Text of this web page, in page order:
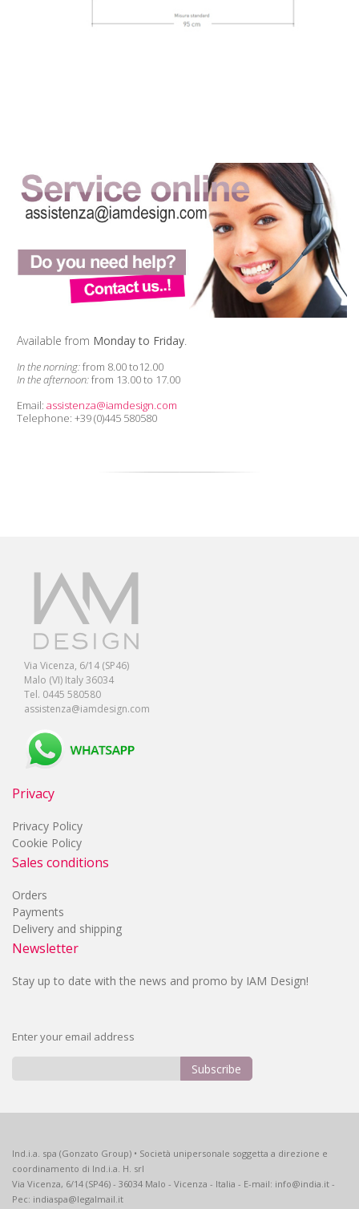
Available from Monday to Friday.
In the norning:from 8.00 to12.00
In the afternoon:from 13.00 to 17.00
Email: assistenza@iamdesign.com
Telephone: +39 (0)445 580580
Via Vicenza, 6/14 (SP46)
Malo (VI) Italy 36034
Tel. 0445 580580
assistenza@iamdesign.com
Privacy
Privacy Policy
Cookie Policy
Sales conditions
Orders
Payments
Delivery and shipping
Newsletter
Stay up to date with the news and promo by IAM Design!
Enter your email address
Our
Newsletter:
Subscribe
Ind.i.a. spa (Gonzato Group) • Società unipersonale soggetta a direzione e
coordinamento di Ind.i.a. H. srl
Via Vicenza, 6/14 (SP46) - 36034 Malo - Vicenza - Italia - E-mail: info@india.it -
Pec: indiaspa@legalmail.it